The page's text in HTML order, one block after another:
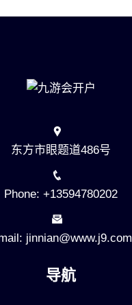
东方市眼题道486号
Phone: +13594780202
jinnian@www.j9.com
导航